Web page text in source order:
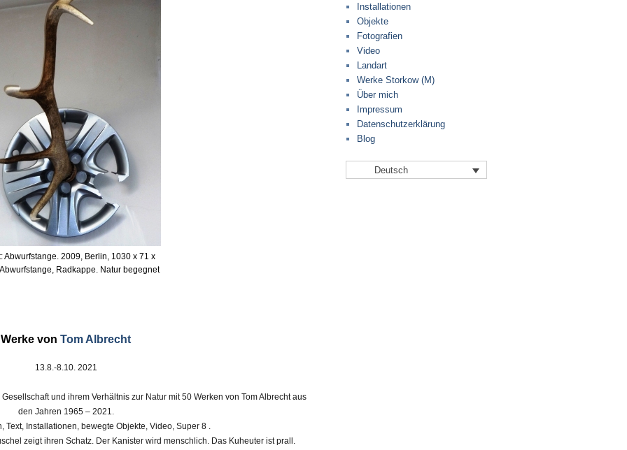
Abwurfstange. 2009, Berlin, 1030 x 71 x
Radkappe. Natur begegnet
Werke von Tom Albrecht
13.8.-8.10. 2021
und ihrem Verhältnis zur Natur mit 50 Werken von Tom Albrecht aus
den Jahren 1965 – 2021.
Text, Installationen, bewegte Objekte, Video, Super 8 .
zeigt ihren Schatz. Der Kanister wird menschlich. Das Kuheuter ist prall.
Installationen
Objekte
Fotografien
Video
Landart
Werke Storkow (M)
Über mich
Impressum
Datenschutzerklärung
Blog
Deutsch